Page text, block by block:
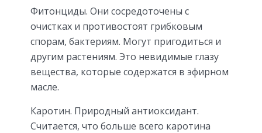
Фитонциды. Они сосредоточены с
очистках и противостоят грибковым
спорам, бактериям. Могут пригодиться и
другим растениям. Это невидимые глазу
вещества, которые содержатся в эфирном
масле.
Каротин. Природный антиоксидант.
Считается, что больше всего каротина